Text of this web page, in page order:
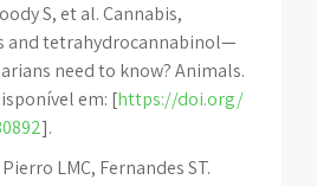
S, et al. Cannabis,
and tetrahydrocannabinol—
need to know? Animals.
em: [https://doi.org/
].
LMC, Fernandes ST.